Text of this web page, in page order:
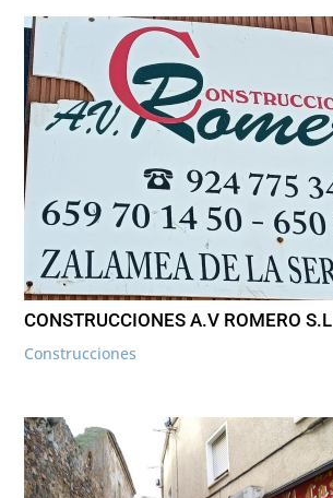
CONSTRUCCIONES A.V ROMERO S.L
Construcciones